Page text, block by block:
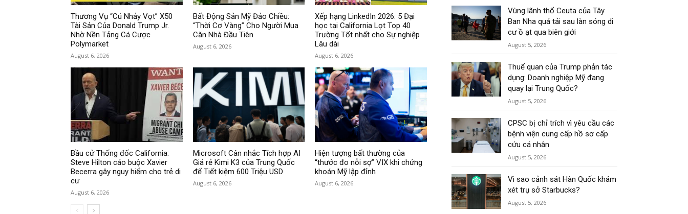
Thương Vụ “Cú Nhảy Vọt” X50
Tài Sản Của Donald Trump Jr.
Nhờ Nền Tảng Cá Cược
Polymarket
August 6, 2026
Bất Động Sản Mỹ Đảo Chiều:
“Thời Cơ Vàng” Cho Người Mua
Căn Nhà Đầu Tiên
August 6, 2026
Xếp hạng LinkedIn 2026: 5 Đại
học tại California Lọt Top 40
Trường Tốt nhất cho Sự nghiệp
Lâu dài
August 6, 2026
Bầu cử Thống đốc California:
Steve Hilton cáo buộc Xavier
Becerra gây nguy hiểm cho trẻ di
cư
August 6, 2026
Microsoft Cân nhắc Tích hợp AI
Giá rẻ Kimi K3 của Trung Quốc
để Tiết kiệm 600 Triệu USD
August 6, 2026
Hiện tượng bất thường của
“thước đo nỗi sợ” VIX khi chứng
khoán Mỹ lập đỉnh
August 6, 2026
Vùng lãnh thổ Ceuta của Tây
Ban Nha quá tải sau làn sóng di
cư ồ ạt qua biên giới
August 5, 2026
Thuế quan của Trump phản tác
dụng: Doanh nghiệp Mỹ đang
quay lại Trung Quốc?
August 5, 2026
CPSC bị chỉ trích vì yêu cầu các
bệnh viện cung cấp hồ sơ cấp
cứu cá nhân
August 5, 2026
Vì sao cảnh sát Hàn Quốc khám
xét trụ sở Starbucks?
August 5, 2026